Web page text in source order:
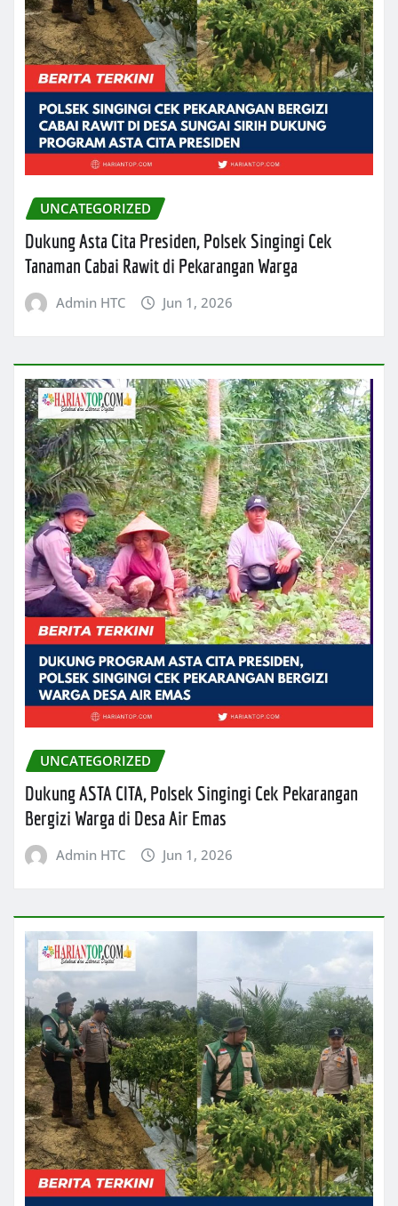
UNCATEGORIZED
Dukung Asta Cita Presiden, Polsek Singingi Cek
Tanaman Cabai Rawit di Pekarangan Warga
Admin HTC Jun 1, 2026
UNCATEGORIZED
Dukung ASTA CITA, Polsek Singingi Cek Pekarangan
Bergizi Warga di Desa Air Emas
Admin HTC Jun 1, 2026